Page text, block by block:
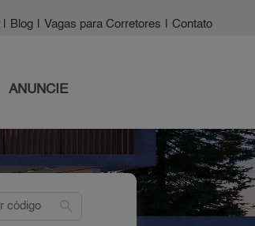
Blog Vagas para Corretores Contato
ANUNCIE
search